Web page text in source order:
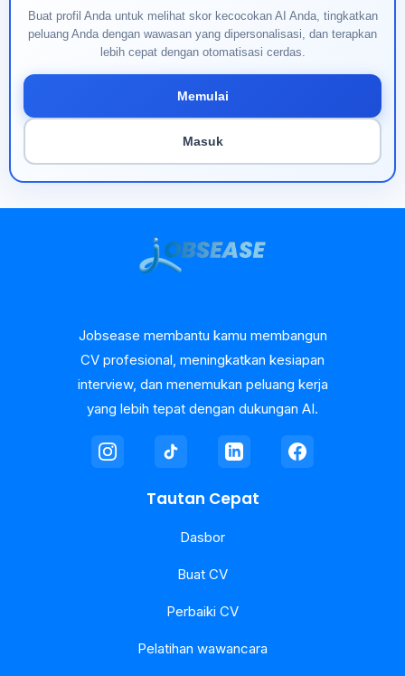
Buat profil Anda untuk melihat skor kecocokan AI Anda, tingkatkan
peluang Anda dengan wawasan yang dipersonalisasi, dan terapkan
lebih cepat dengan otomatisasi cerdas.
Memulai
Masuk
Jobsease membantu kamu membangun
CV profesional, meningkatkan kesiapan
interview, dan menemukan peluang kerja
yang lebih tepat dengan dukungan AI.
Tautan Cepat
Dasbor
Buat CV
Perbaiki CV
Pelatihan wawancara